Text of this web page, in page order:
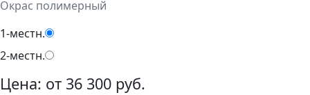
Окрас полимерный
1-местн.
2-местн.
Цена: от 36 300 руб.